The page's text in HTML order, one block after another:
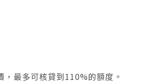
最多可核貸到110%的額度。